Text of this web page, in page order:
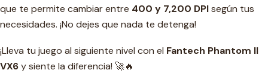
que te permite cambiar entre 400 y 7,200 DPIsegún tus
necesidades. ¡No dejes que nada te detenga!
¡Lleva tu juego al siguiente nivel con el Fantech Phantom II
VX6y siente la diferencia! 🚀🔥